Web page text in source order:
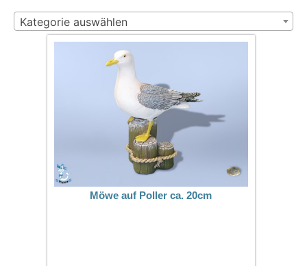
Kategorie auswählen
Möwe auf Poller ca. 20cm